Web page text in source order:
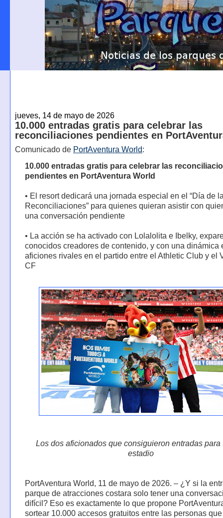
jueves, 14 de mayo de 2026
10.000 entradas gratis para celebrar las
reconciliaciones pendientes en
Comunicado de PortAventura World:
10.000 entradas gratis para celebrar las
pendientes en PortAventura World
• El resort dedicará una jornada especial en el “Día de
Reconciliaciones” para quienes quieran asistir con
una conversación pendiente
• La acción se ha activado con Lolalolita e Ibelky,
conocidos creadores de contenido, y con una dinámica
aficiones rivales en el partido entre el Athletic Club y el
CF
Los dos aficionados que consiguieron entradas para
estadio
PortAventura World, 11 de mayo de 2026. – ¿Y si la
parque de atracciones costara solo tener una
difícil? Eso es exactamente lo que propone
sortear 10.000 accesos gratuitos entre las personas